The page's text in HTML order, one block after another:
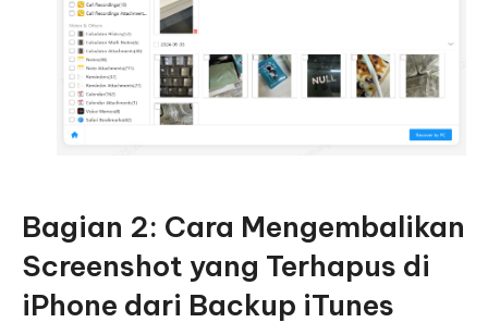
Bagian 2: Cara Mengembalikan
Screenshot yang Terhapus di
iPhone dari Backup iTunes